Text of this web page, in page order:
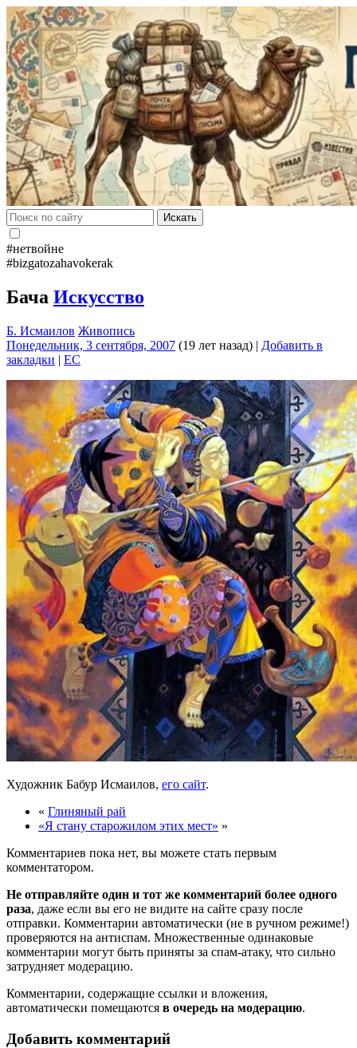
Искать
#нетвойне
#bizgatozahavokerak
Бача Искусство
Б. Исмаилов Живопись
Понедельник, 3 сентября, 2007 (19 лет назад) | Добавить в
закладки | EC
Художник Бабур Исмаилов, его сайт.
« Глиняный рай
«Я стану старожилом этих мест» »
Комментариев пока нет, вы можете стать первым
комментатором.
Не отправляйте один и тот же комментарий более одного
раза, даже если вы его не видите на сайте сразу после
отправки. Комментарии автоматически (не в ручном режиме!)
проверяются на антиспам. Множественные одинаковые
комментарии могут быть приняты за спам-атаку, что сильно
затрудняет модерацию.
Комментарии, содержащие ссылки и вложения,
автоматически помещаются в очередь на модерацию.
Добавить комментарий